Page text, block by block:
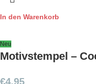
In den Warenkorb
Neu
Motivstempel –
€4,95